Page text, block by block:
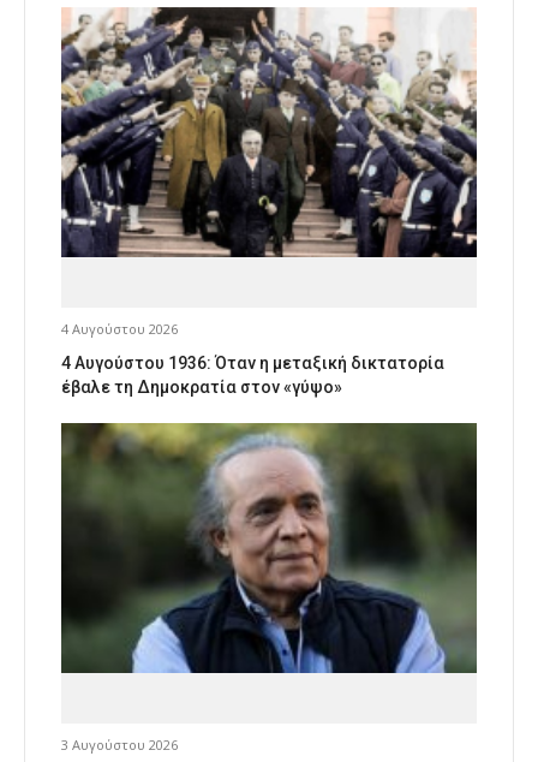
4 Αυγούστου 2026
4 Αυγούστου 1936: Όταν η μεταξική δικτατορία
έβαλε τη Δημοκρατία στον «γύψο»
3 Αυγούστου 2026